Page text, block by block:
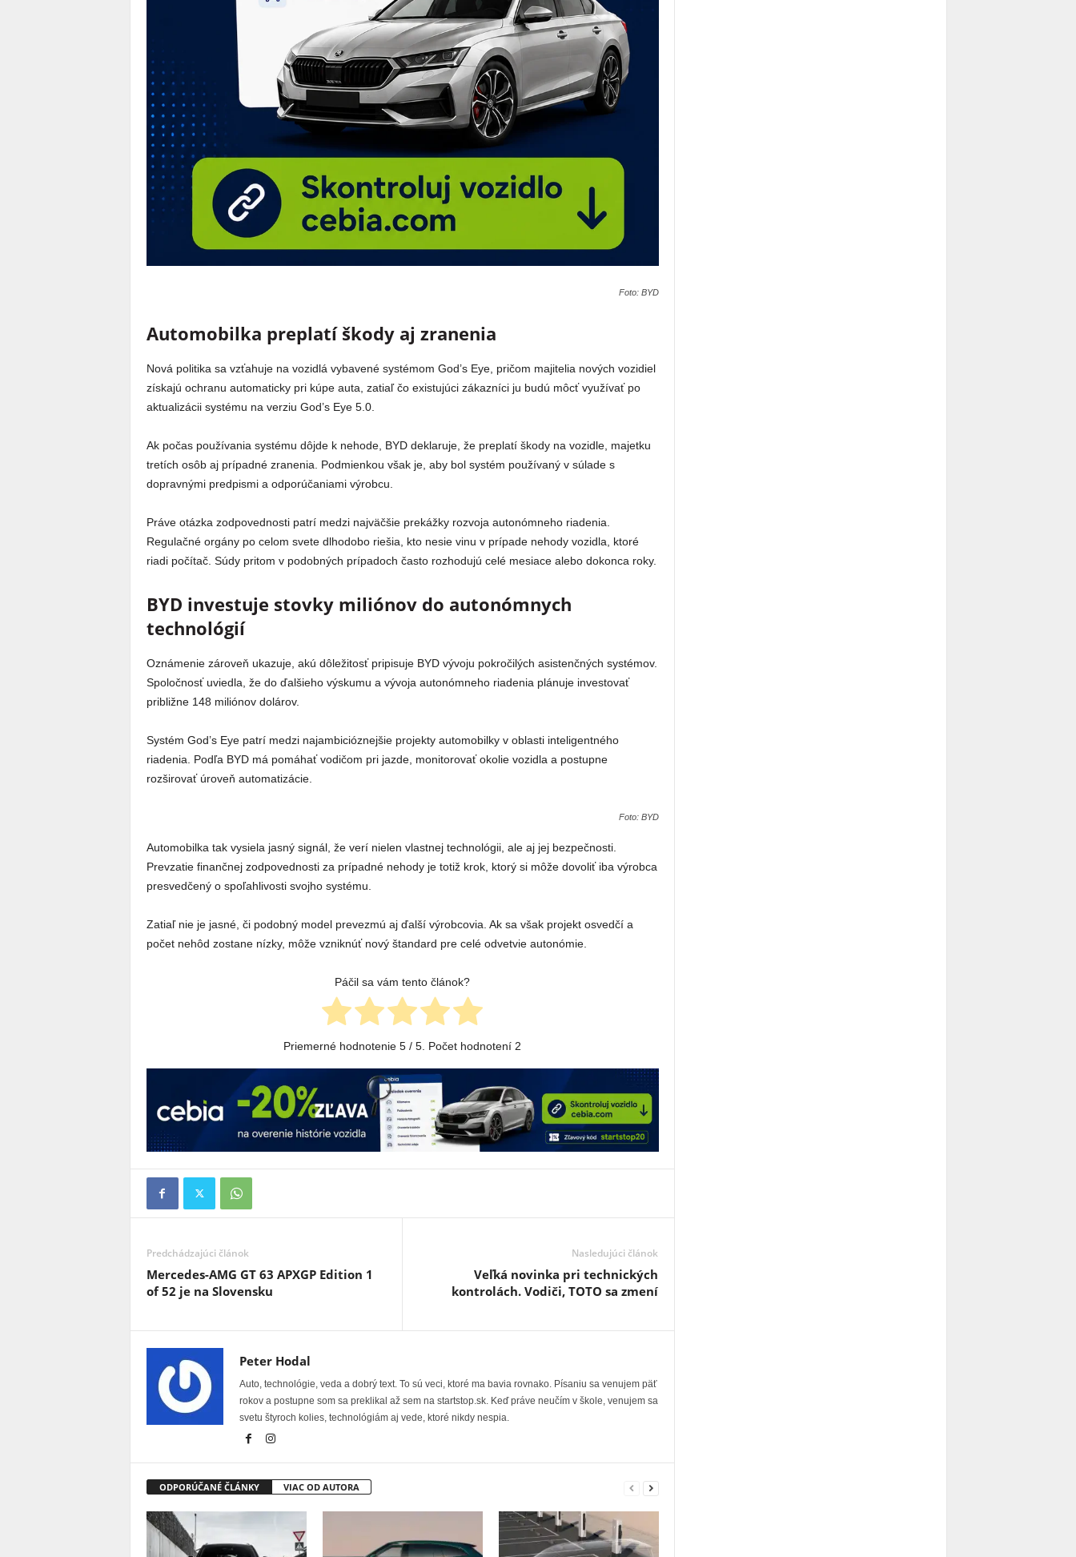
Foto: BYD
Automobilka preplatí škody aj zranenia
Nová politika sa vzťahuje na vozidlá vybavené systémom God’s Eye, pričom majitelia nových vozidiel
získajú ochranu automaticky pri kúpe auta, zatiaľ čo existujúci zákazníci ju budú môcť využívať po
aktualizácii systému na verziu God’s Eye 5.0.
Ak počas používania systému dôjde k nehode, BYD deklaruje, že preplatí škody na vozidle, majetku
tretích osôb aj prípadné zranenia. Podmienkou však je, aby bol systém používaný v súlade s
dopravnými predpismi a odporúčaniami výrobcu.
Práve otázka zodpovednosti patrí medzi najväčšie prekážky rozvoja autonómneho riadenia.
Regulačné orgány po celom svete dlhodobo riešia, kto nesie vinu v prípade nehody vozidla, ktoré
riadi počítač. Súdy pritom v podobných prípadoch často rozhodujú celé mesiace alebo dokonca roky.
BYD investuje stovky miliónov do autonómnych
technológií
Oznámenie zároveň ukazuje, akú dôležitosť pripisuje BYD vývoju pokročilých asistenčných systémov.
Spoločnosť uviedla, že do ďalšieho výskumu a vývoja autonómneho riadenia plánuje investovať
približne 148 miliónov dolárov.
Systém God’s Eye patrí medzi najambicióznejšie projekty automobilky v oblasti inteligentného
riadenia. Podľa BYD má pomáhať vodičom pri jazde, monitorovať okolie vozidla a postupne
rozširovať úroveň automatizácie.
Foto: BYD
Automobilka tak vysiela jasný signál, že verí nielen vlastnej technológii, ale aj jej bezpečnosti.
Prevzatie finančnej zodpovednosti za prípadné nehody je totiž krok, ktorý si môže dovoliť iba výrobca
presvedčený o spoľahlivosti svojho systému.
Zatiaľ nie je jasné, či podobný model prevezmú aj ďalší výrobcovia. Ak sa však projekt osvedčí a
počet nehôd zostane nízky, môže vzniknúť nový štandard pre celé odvetvie autonómie.
Páčil sa vám tento článok?
Priemerné hodnotenie 5 / 5. Počet hodnotení 2
Predchádzajúci článok
Mercedes-AMG GT 63 APXGP Edition 1
of 52 je na Slovensku
Nasledujúci článok
Veľká novinka pri technických
kontrolách. Vodiči, TOTO sa zmení
Peter Hodal
Auto, technológie, veda a dobrý text. To sú veci, ktoré ma bavia rovnako. Písaniu sa venujem päť
rokov a postupne som sa preklikal až sem na startstop.sk. Keď práve neučím v škole, venujem sa
svetu štyroch kolies, technológiám aj vede, ktoré nikdy nespia.
ODPORÚČANÉ ČLÁNKY VIAC OD AUTORA